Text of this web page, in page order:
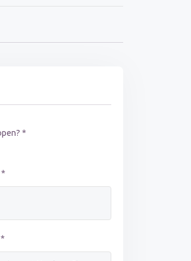
*
*